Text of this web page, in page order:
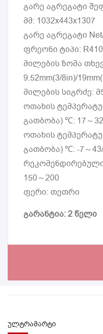
გარე აგრეგატი
მმ: 1032x443x1307
გარე აგრეგატი
ფრეონი ტიპი:
მილების ზომა
9.52mm(3/8in)/
მილების სიგრძე:
ოთახის
გათბობა) ℃: 17～
ოთახის
გათბობა) ℃: -7～
150～200
ფერი: თეთრი
გარანტია: 2 წელი
ულტრამარტი